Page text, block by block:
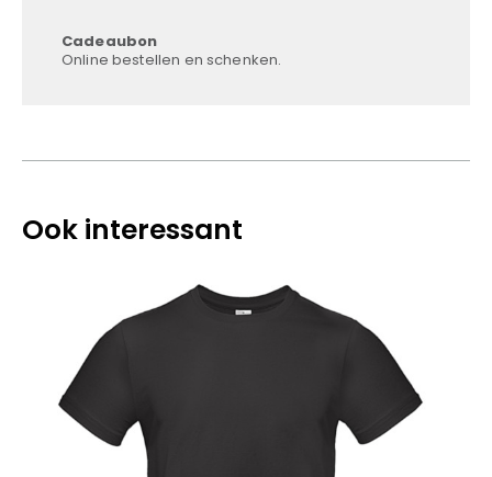
Cadeaubon
Online bestellen en schenken.
Ook interessant